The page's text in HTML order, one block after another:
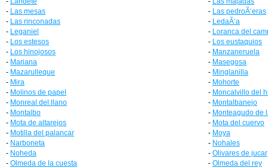
- Las mesas - Las pedroÃ‘eras
- Las rinconadas - LedaÃ‘a
- Leganiel - Loranca del
- Los estesos - Los eustaquios
- Los hinojosos - Manzaneruela
- Mariana - Masegosa
- Mazarulleque - Minglanilla
- Mira - Mohorte
- Molinos de papel - Moncalvillo del
- Monreal del llano - Montalbanejo
- Montalbo - Monteagudo de
- Mota de altarejos - Mota del cuervo
- Motilla del palancar - Moya
- Narboneta - Nohales
- Noheda - Olivares de jucar
- Olmeda de la cuesta - Olmeda del rey